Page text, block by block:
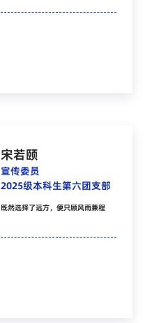
宋若颐
宣传委员
2025级本科生第六团支部
既然选择了远方，便只顾风雨兼程